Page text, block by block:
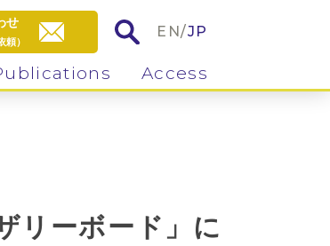
せ
頼）
EN/JP
Access
リーボード」に